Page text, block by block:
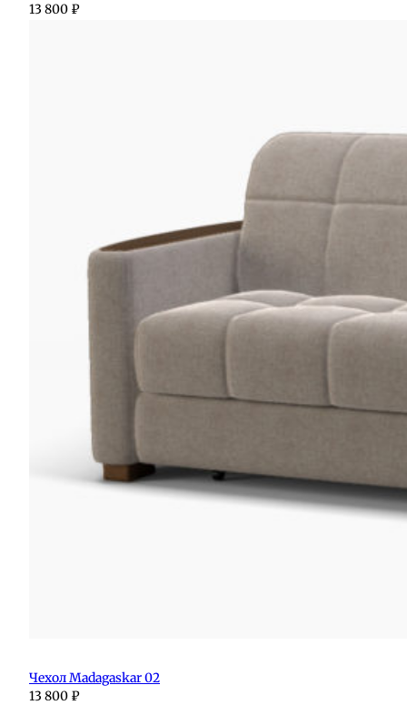
13 800 ₽
Чехол Madagaskar 02
13 800 ₽